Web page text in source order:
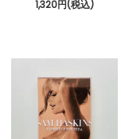
1,320円(税込)